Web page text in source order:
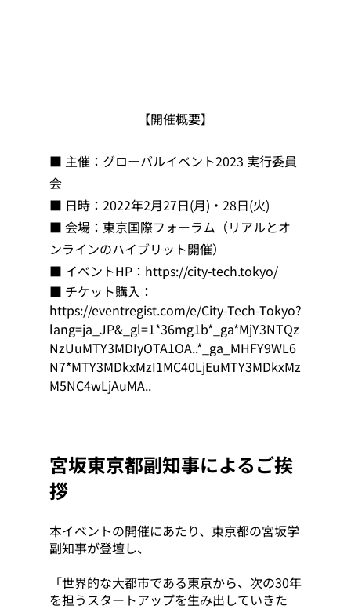
【開催概要】
■ 主催：グローバルイベント2023 実行委員
会
■ 日時：2022年2月27日(月)・28日(火)
■ 会場：東京国際フォーラム（リアルとオ
ンラインのハイブリット開催）
■ イベントHP：https://city-tech.tokyo/
■ チケット購入：
https://eventregist.com/e/City-Tech-Tokyo?
lang=ja_JP&_gl=1*36mg1b*_ga*MjY3NTQz
NzUuMTY3MDIyOTA1OA..*_ga_MHFY9WL6
N7*MTY3MDkxMzI1MC40LjEuMTY3MDkxMz
M5NC4wLjAuMA..
宮坂東京都副知事によるご挨
拶
本イベントの開催にあたり、東京都の宮坂学
副知事が登壇し、
「世界的な大都市である東京から、次の30年
を担うスタートアップを生み出していきた